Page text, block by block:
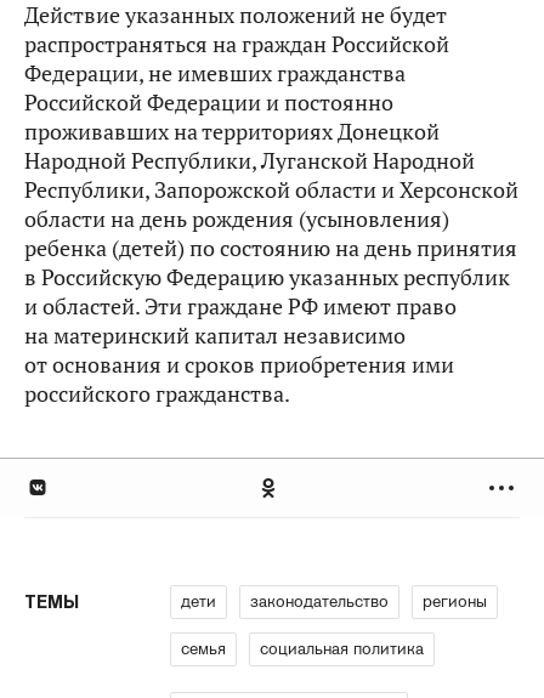
Действие указанных положений не будет
распространяться на граждан Российской
Федерации, не имевших гражданства
Российской Федерации и постоянно
проживавших на территориях Донецкой
Народной Республики, Луганской Народной
Республики, Запорожской области и Херсонской
области на день рождения (усыновления)
ребенка (детей) по состоянию на день принятия
в Российскую Федерацию указанных республик
и областей. Эти граждане РФ имеют право
на материнский капитал независимо
от основания и сроков приобретения ими
российского гражданства.
ТЕМЫ дети законодательство регионы
семья социальная политика